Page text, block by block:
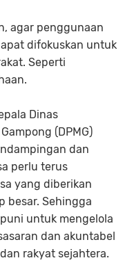
agar penggunaan
difokuskan untuk
Seperti
Dinas
(DPMG)
dan
perlu terus
yang diberikan
besar. Sehingga
untuk mengelola
dan akuntabel
rakyat sejahtera.